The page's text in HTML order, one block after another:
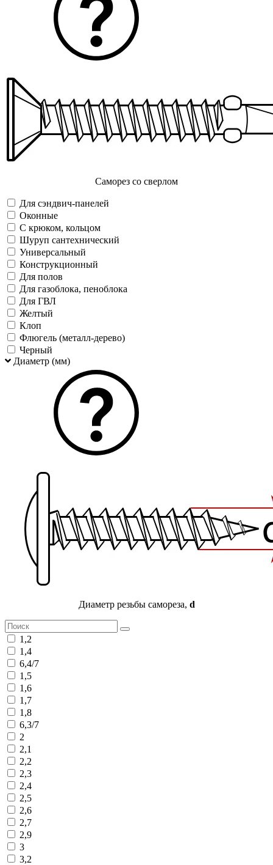
Саморез со сверлом
Для сэндвич-панелей
Оконные
С крюком, кольцом
Шуруп сантехнический
Универсальный
Конструкционный
Для полов
Для газоблока, пеноблока
Для ГВЛ
Желтый
Клоп
Флюгель (металл-дерево)
Черный
Диаметр (мм)
Диаметр резьбы самореза, d
1,2
1,4
6,4/7
1,5
1,6
1,7
1,8
6,3/7
2
2,1
2,2
2,3
2,4
2,5
2,6
2,7
2,9
3
3,2